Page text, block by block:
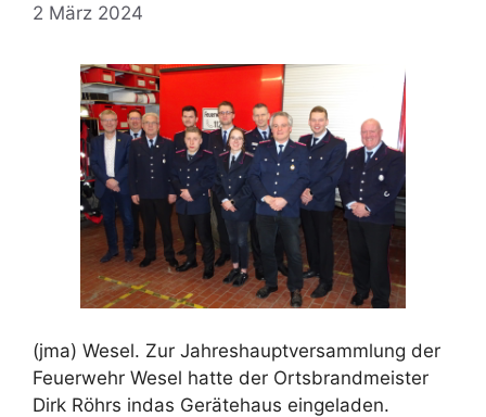
2 März 2024
(jma) Wesel. Zur Jahreshauptversammlung der
Feuerwehr Wesel hatte der Ortsbrandmeister
Dirk Röhrs indas Gerätehaus eingeladen.